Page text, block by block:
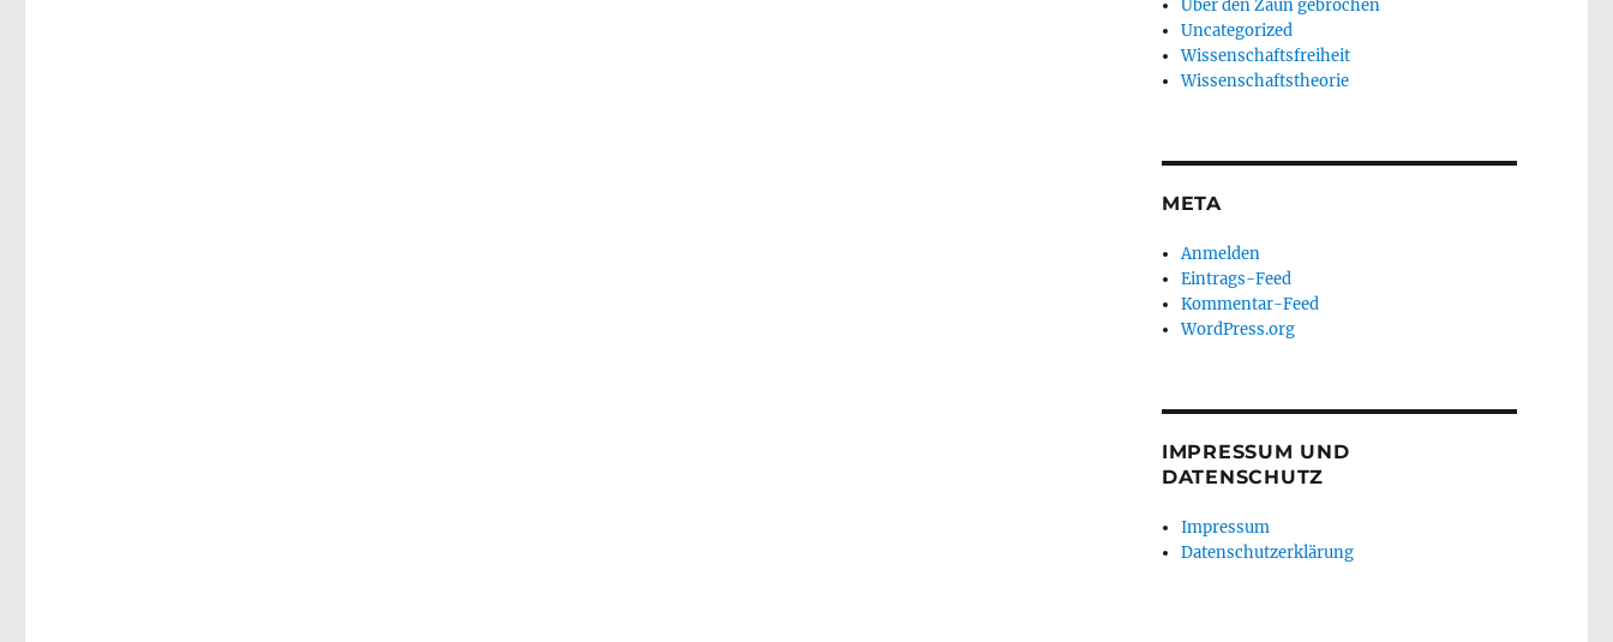
Über den Zaun gebrochen
Uncategorized
Wissenschaftsfreiheit
Wissenschaftstheorie
META
Anmelden
Eintrags-Feed
Kommentar-Feed
WordPress.org
IMPRESSUM UND
DATENSCHUTZ
Impressum
Datenschutzerklärung